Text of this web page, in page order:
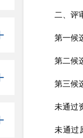
二、评
第一候
第二候
第三候
未通过
未通过